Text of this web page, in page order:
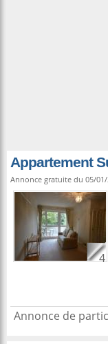
Appartement
Annonce gratuite du 05/01/
4
Annonce de